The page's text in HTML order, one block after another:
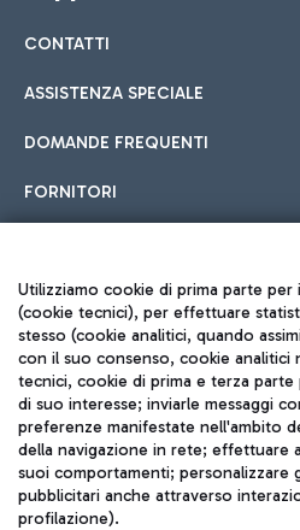
Cucina Internazionale
Fast Food
Hotel in aeroporto
Scegli l'alloggio più adatto e
all'aeroporto.
Car sharing
Con il Car Sharing è ancora più
Treno
Raggiungi velocemente
tramite i servizi ferroviari
CONTATTI
ASSISTENZA SPECIALE
DOMANDE FREQUENTI
FORNITORI
Seguici sui social
TRAVEL
ITA
Utilizziamo cookie di prima parte
(cookie tecnici), per effettuare
stesso (cookie analitici, quando
con il suo consenso, cookie analitici
tecnici, cookie di prima e terza
di suo interesse; inviarle messaggi
preferenze manifestate nell'ambito
della navigazione in rete; effettuare
suoi comportamenti; personalizzare
pubblicitari anche attraverso
profilazione).